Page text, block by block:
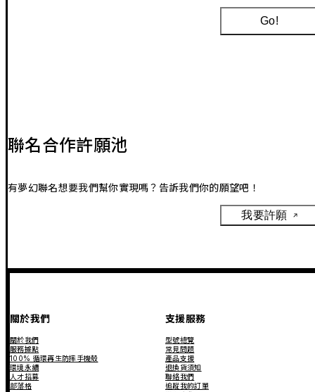
Go!
聯名合作許願池
有夢幻聯名想要我們幫你實現嗎？告訴我們你的願望吧！
我要許願
關於我們
關於我們
服務據點
100% 循環再生防摔手機殼
環境永續
人才招募
部落格
支援服務
型號總覽
常見問題
產品支援
退換貨須知
聯絡我們
追蹤我的訂單